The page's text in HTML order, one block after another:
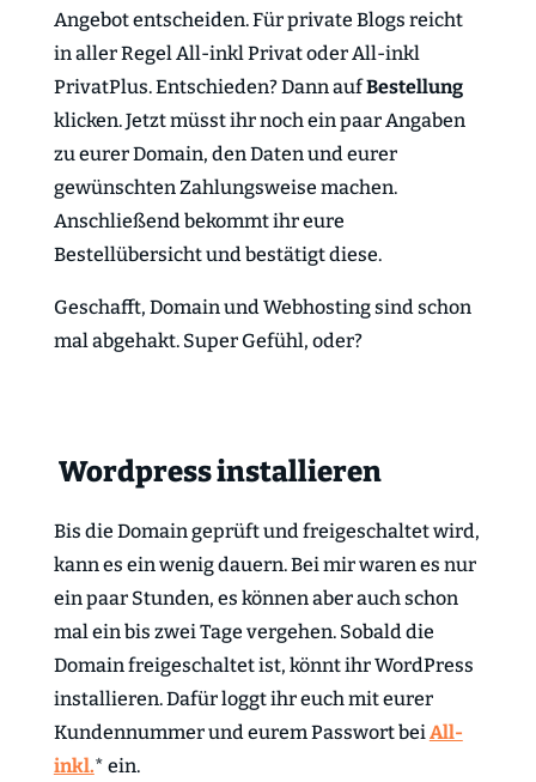
Angebot entscheiden. Für private Blogs reicht
in aller Regel All-inkl Privat oder All-inkl
PrivatPlus. Entschieden? Dann aufBestellung
klicken. Jetzt müsst ihr noch ein paar Angaben
zu eurer Domain, den Daten und eurer
gewünschten Zahlungsweise machen.
Anschließend bekommt ihr eure
Bestellübersicht und bestätigt diese.
Geschafft, Domain und Webhosting sind schon
mal abgehakt. Super Gefühl, oder?
Wordpress installieren
Bis die Domain geprüft und freigeschaltet wird,
kann es ein wenig dauern. Bei mir waren es nur
ein paar Stunden, es können aber auch schon
mal ein bis zwei Tage vergehen. Sobald die
Domain freigeschaltet ist, könnt ihr WordPress
installieren. Dafür loggt ihr euch mit eurer
Kundennummer und eurem Passwort bei All-
inkl.* ein.